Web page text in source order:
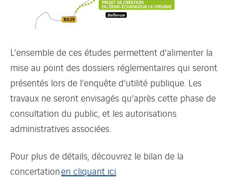
L’ensemble de ces études permettent d’alimenter la
mise au point des dossiers réglementaires qui seront
présentés lors de l’enquête d’utilité publique. Les
travaux ne seront envisagés qu’après cette phase de
consultation du public, et les autorisations
administratives associées.
Pour plus de détails, découvrez le bilan de la
concertationen cliquant ici